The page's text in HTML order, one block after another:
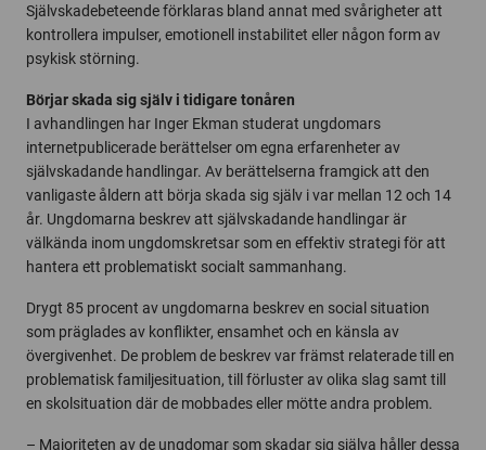
Självskadebeteende förklaras bland annat med svårigheter att
kontrollera impulser, emotionell instabilitet eller någon form av
psykisk störning.
Börjar skada sig själv i tidigare tonåren
I avhandlingen har Inger Ekman studerat ungdomars
internetpublicerade berättelser om egna erfarenheter av
självskadande handlingar. Av berättelserna framgick att den
vanligaste åldern att börja skada sig själv i var mellan 12 och 14
år. Ungdomarna beskrev att självskadande handlingar är
välkända inom ungdomskretsar som en effektiv strategi för att
hantera ett problematiskt socialt sammanhang.
Drygt 85 procent av ungdomarna beskrev en social situation
som präglades av konflikter, ensamhet och en känsla av
övergivenhet. De problem de beskrev var främst relaterade till en
problematisk familjesituation, till förluster av olika slag samt till
en skolsituation där de mobbades eller mötte andra problem.
– Majoriteten av de ungdomar som skadar sig själva håller dessa